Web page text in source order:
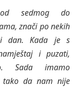
sedmog do
znači po nekih
dan. Kada je s
i puzati,
Sada imamo
tako da nam nije